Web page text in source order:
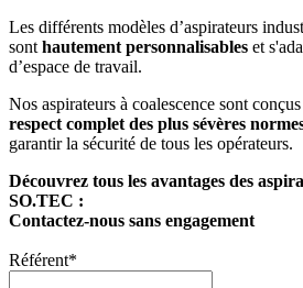
Les différents modèles d’aspirateurs
sont hautement personnalisables et
d’espace de travail.
Nos aspirateurs à coalescence sont
respect complet des plus sévères
garantir la sécurité de tous les opérateurs.
Découvrez tous les avantages des
SO.TEC :
Contactez-nous sans engagement
Référent*